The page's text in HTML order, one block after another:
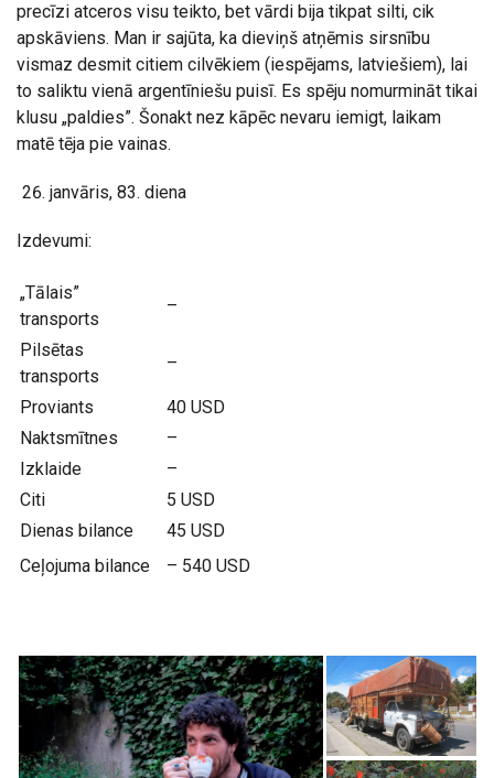
precīzi atceros visu teikto, bet vārdi bija tikpat silti, cik
apskāviens. Man ir sajūta, ka dieviņš atņēmis sirsnību
vismaz desmit citiem cilvēkiem (iespējams, latviešiem), lai
to saliktu vienā argentīniešu puisī. Es spēju nomurmināt tikai
klusu „paldies”. Šonakt nez kāpēc nevaru iemigt, laikam
matē tēja pie vainas.
janvāris, 83. diena
Izdevumi:
„Tālais”
transports
–
Pilsētas
transports
–
Proviants
40 USD
Naktsmītnes
–
Izklaide
–
Citi
5 USD
Dienas bilance
45 USD
Ceļojuma bilance
– 540 USD